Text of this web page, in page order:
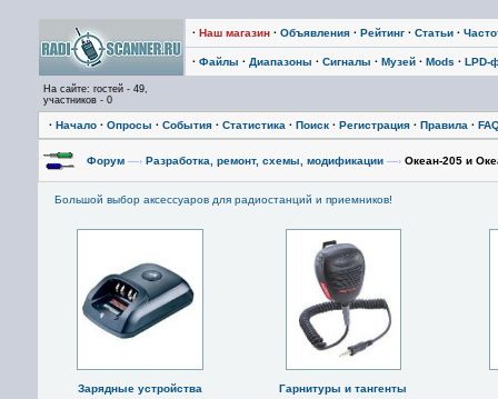
· Наш магазин · Объявления · Рейтинг · Статьи ·
· Файлы · Диапазоны · Сигналы · Музей · Mods · LPD-
На сайте: гостей - 49,
участников - 0
· Начало · Опросы · События · Статистика · Поиск · Регистрация · Правила ·
Форум —› Разработка, ремонт, схемы, модификации —› Океан-205 и
Большой выбор аксессуаров для радиостанций и приемников!
Зарядные устройства Гарнитуры и тангенты